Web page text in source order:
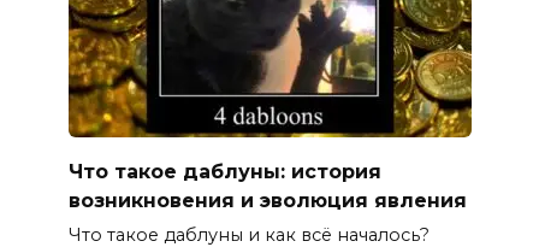
Что такое даблуны: история
возникновения и эволюция явления
Что такое даблуны и как всё началось?